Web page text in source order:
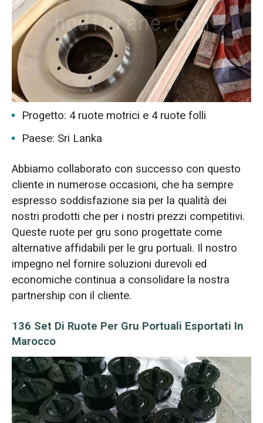
Progetto: 4 ruote motrici e 4 ruote folli
Paese: Sri Lanka
Abbiamo collaborato con successo con questo
cliente in numerose occasioni, che ha sempre
espresso soddisfazione sia per la qualità dei
nostri prodotti che per i nostri prezzi competitivi.
Queste ruote per gru sono progettate come
alternative affidabili per le gru portuali. Il nostro
impegno nel fornire soluzioni durevoli ed
economiche continua a consolidare la nostra
partnership con il cliente.
136 Set Di Ruote Per Gru Portuali Esportati In
Marocco